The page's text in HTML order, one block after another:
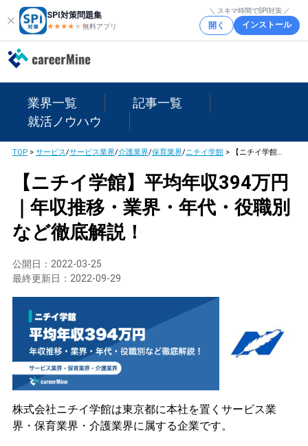
SPI対策問題集
★★★★ ★★
無料アプリ
＼ スキマ時間でSPI対策 ／
開く インストール
業界一覧
記事一覧
就活ノウハウ
TOP> サービス/サービス業界/介護業界/保育業界/ニチイ学館> 【ニチイ学館】平均年収394万円｜年収推移・業界・年代・役職別など徹底解説！
【ニチイ学館】平均年収394万円
｜年収推移・業界・年代・役職別
など徹底解説！
公開日： 2022-03-25
最終更新日： 2022-09-29
株式会社ニチイ学館は東京都に本社を置くサービス業
界・保育業界・介護業界に属する企業です。